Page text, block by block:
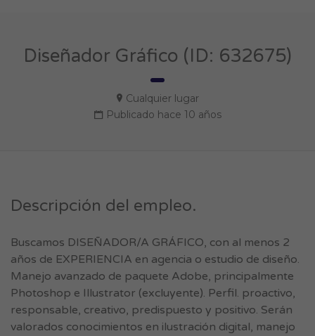
Diseñador Gráfico (ID: 632675)
Cualquier lugar
Publicado hace 10 años
Descripción del empleo.
Buscamos DISEÑADOR/A GRÁFICO, con al menos 2
años de EXPERIENCIA en agencia o estudio de diseño.
Manejo avanzado de paquete Adobe, principalmente
Photoshop e Illustrator (excluyente). Perfil. proactivo,
responsable, creativo, predispuesto y positivo. Serán
valorados conocimientos en ilustración digital, manejo